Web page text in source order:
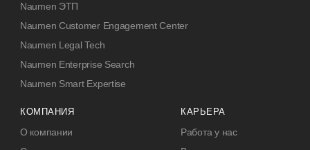
Naumen ЭТП
Naumen Customer Engagement Center
Naumen Legal Tech
Naumen Enterprise Search
Naumen Smart Expertise
КОМПАНИЯ
О компании
КАРЬЕРА
Работа у нас